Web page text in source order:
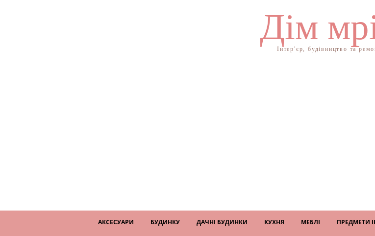
Дім
Інтер'єр, будівництво та
АКСЕСУАРИ БУДИНКУ ДАЧНІ БУДИНКИ КУХНЯ МЕБЛІ ПРЕДМЕТИ